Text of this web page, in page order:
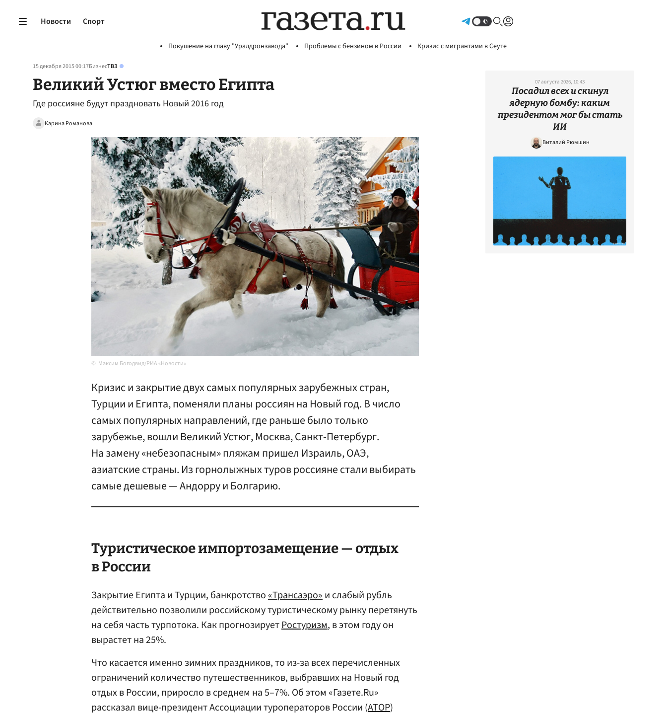
Новости Спорт
Покушение на главу "Уралдронзавода" Проблемы с бензином в России Кризис с мигрантами в Сеуте
15 декабря 2015 00:17БизнесТВЗ
Великий Устюг вместо Египта
Где россияне будут праздновать Новый 2016 год
Карина Романова
Максим Богодвид/РИА «Новости»
Кризис и закрытие двух самых популярных зарубежных стран,
Турции и Египта, поменяли планы россиян на Новый год. В число
самых популярных направлений, где раньше было только
зарубежье, вошли Великий Устюг, Москва, Санкт-Петербург.
На замену «небезопасным» пляжам пришел Израиль, ОАЭ,
азиатские страны. Из горнолыжных туров россияне стали выбирать
самые дешевые — Андорру и Болгарию.
Туристическое импортозамещение — отдых
в России
Закрытие Египта и Турции, банкротство«Трансаэро»и слабый рубль
действительно позволили российскому туристическому рынку перетянуть
на себя часть турпотока. Как прогнозируетРостуризм, в этом году он
вырастет на 25%.
Что касается именно зимних праздников, то из-за всех перечисленных
ограничений количество путешественников, выбравших на Новый год
отдых в России, приросло в среднем на 5–7%. Об этом «Газете.Ru»
рассказал вице-президент Ассоциации туроператоров России (АТОР)
07 августа 2026, 10:43
Посадил всех и скинул
ядерную бомбу: каким
президентом мог бы стать
ИИ
Виталий Рюмшин